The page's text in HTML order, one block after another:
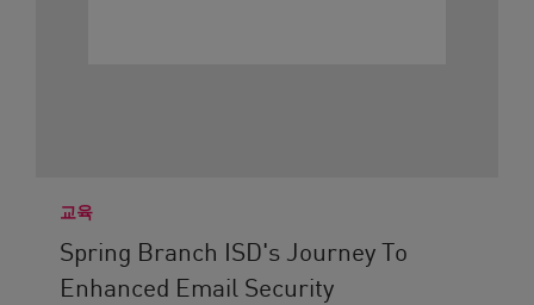
교육
Spring Branch ISD's Journey To
Enhanced Email Security